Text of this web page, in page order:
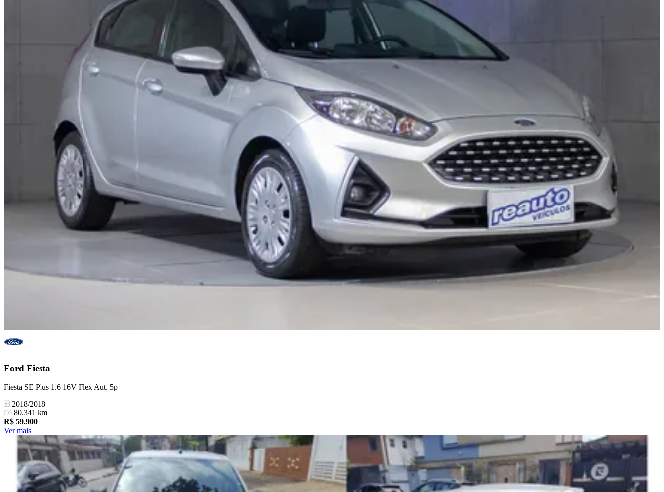
Ford Fiesta
Fiesta SE Plus 1.6 16V Flex Aut. 5p
2018/2018
80.341 km
R$ 59.900
Ver mais